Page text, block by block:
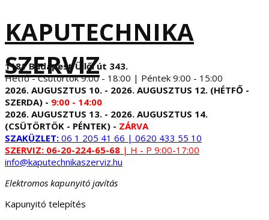
KAPUTECHNIKA
SZERVIZ
1181 Budapest Üllői út 343.
Hétfő - Csütörtök 9:00 - 18:00 | Péntek 9:00 - 15:00
2026. AUGUSZTUS 10. - 2026. AUGUSZTUS 12. (HÉTFŐ -
SZERDA) - 9:00 - 14:00
2026. AUGUSZTUS 13. - 2026. AUGUSZTUS 14.
(CSÜTÖRTÖK - PÉNTEK) - ZÁRVA
SZAKÜZLET: 06 1 205 41 66 | 0620 433 55 10
SZERVIZ: 06-20-224-65-68 | H - P 9:00-17:00
info@kaputechnikaszerviz.hu
Elektromos kapunyitó javítás
Kapunyitó telepítés